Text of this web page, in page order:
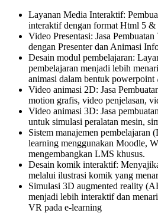
Layanan Media Interaktif:
interaktif dengan format Html 5 &
Video Presentasi: Jasa
dengan Presenter dan Animasi
Desain modul pembelajaran:
pembelajaran menjadi lebih
animasi dalam bentuk
Video animasi 2D: Jasa
motion grafis, video penjelasan,
Video animasi 3D: Jasa
untuk simulasi peralatan mesin,
Sistem manajemen pembelajaran
learning menggunakan Moodle,
mengembangkan LMS khusus.
Desain komik interaktif:
melalui ilustrasi komik yang
Simulasi 3D augmented reality
menjadi lebih interaktif dan
VR pada e-learning